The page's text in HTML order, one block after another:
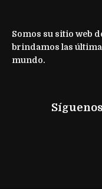
Somos su sitio web
brindamos las
mundo.